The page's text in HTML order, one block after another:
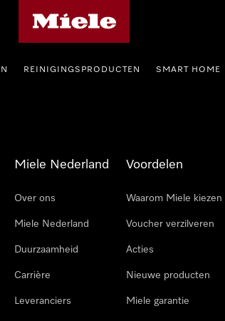
REINIGINGSPRODUCTEN SMART HOME
Miele Nederland
Over ons
Miele Nederland
Duurzaamheid
Carrière
Leveranciers
Voordelen
Waarom Miele kiezen
Voucher verzilveren
Acties
Nieuwe producten
Miele garantie